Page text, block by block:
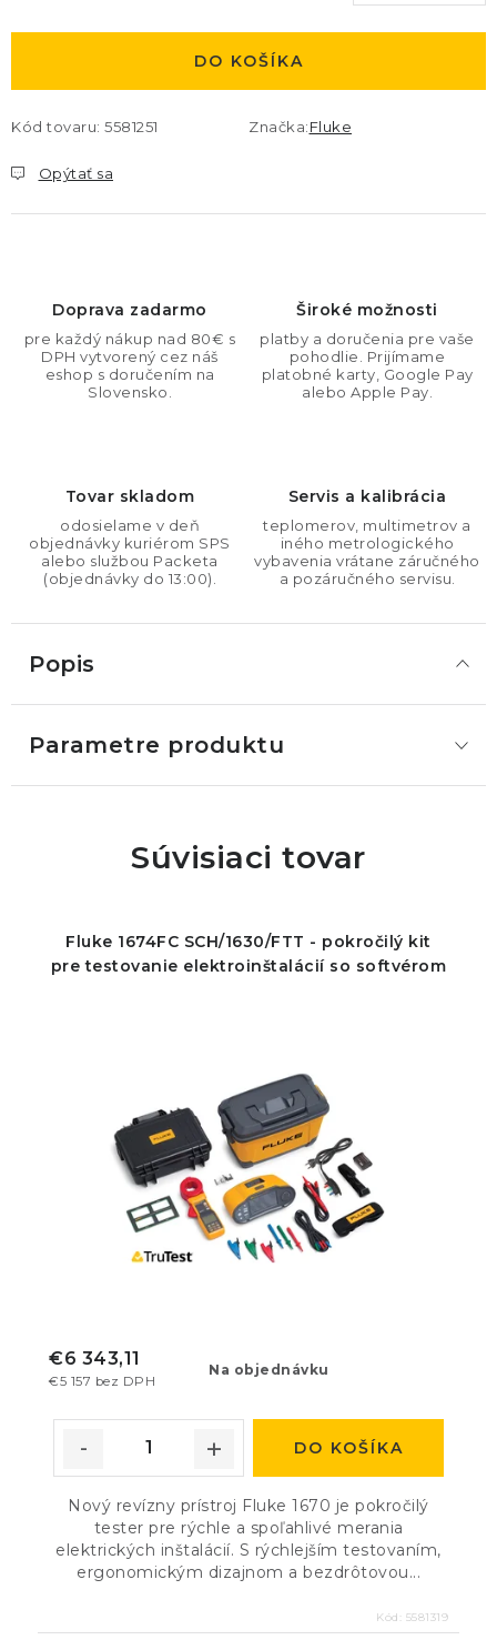
DO KOŠÍKA
Kód tovaru: 5581251 Značka:Fluke
Opýtať sa
Doprava zadarmo
pre každý nákup nad 80€ s
DPH vytvorený cez náš
eshop s doručením na
Slovensko.
Široké možnosti
platby a doručenia pre vaše
pohodlie. Prijímame
platobné karty, Google Pay
alebo Apple Pay.
Tovar skladom
odosielame v deň
objednávky kuriérom SPS
alebo službou Packeta
(objednávky do 13:00).
Servis a kalibrácia
teplomerov, multimetrov a
iného metrologického
vybavenia vrátane záručného
a pozáručného servisu.
Popis
Parametre produktu
Súvisiaci tovar
Fluke 1674FC SCH/1630/FTT - pokročilý kit
pre testovanie elektroinštalácií so softvérom
Na objednávku
€5 157 bez DPH
€6 343,11
DO KOŠÍKA
Nový revízny prístroj Fluke 1670 je pokročilý
tester pre rýchle a spoľahlivé merania
elektrických inštalácií. S rýchlejším testovaním,
ergonomickým dizajnom a bezdrôtovou...
Kód: 5581319